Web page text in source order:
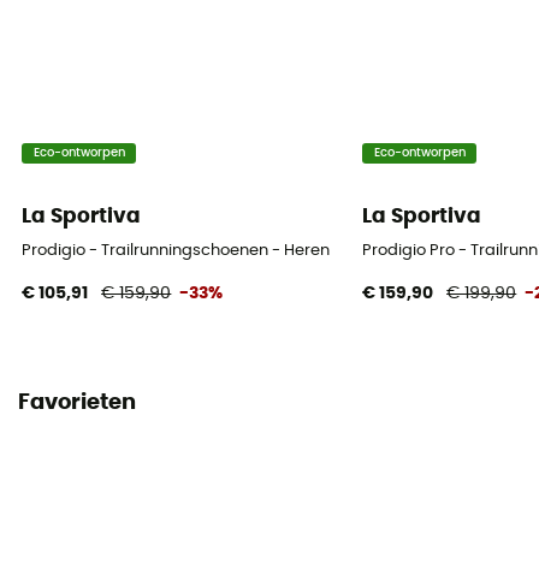
Eco-ontworpen
La Sportiva
Prodigio - Trailrunningschoenen - Heren
€ 105,91 € 159,90 -33%
Eco-ontworpen
La Sportiva
Prodigio Pro -
€ 159,90 € 199,90 -
Favorieten